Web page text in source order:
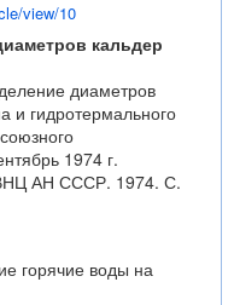
view/10
кальдер
диаметров
и гидротермального
1974 г.
АН СССР. 1974. С.
горячие воды на